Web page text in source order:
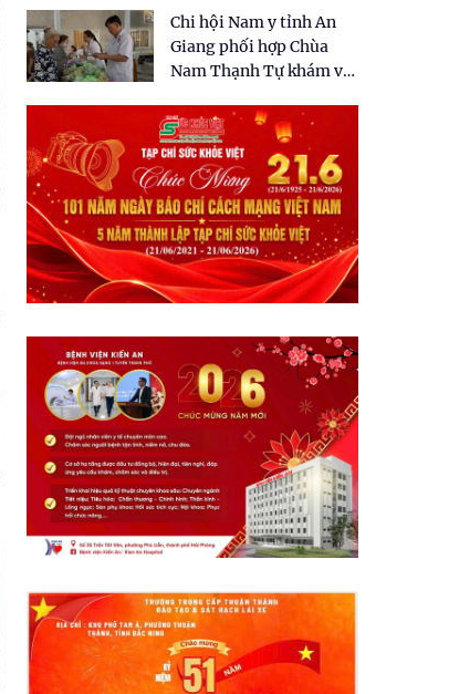
dân tại xã Tân Tập
Chi hội Nam y tỉnh An
Giang phối hợp Chùa
Nam Thạnh Tự khám và
nhân dân